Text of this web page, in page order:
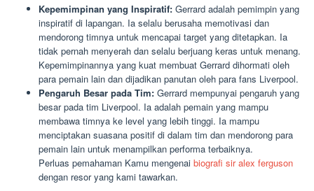
Kepemimpinan yang Inspiratif: Gerrard adalah pemimpin yang
inspiratif di lapangan. Ia selalu berusaha memotivasi dan
mendorong timnya untuk mencapai target yang ditetapkan. Ia
tidak pernah menyerah dan selalu berjuang keras untuk menang.
Kepemimpinannya yang kuat membuat Gerrard dihormati oleh
para pemain lain dan dijadikan panutan oleh para fans Liverpool.
Pengaruh Besar pada Tim: Gerrard mempunyai pengaruh yang
besar pada tim Liverpool. Ia adalah pemain yang mampu
membawa timnya ke level yang lebih tinggi. Ia mampu
menciptakan suasana positif di dalam tim dan mendorong para
pemain lain untuk menampilkan performa terbaiknya.
Perluas pemahaman Kamu mengenai biografi sir alex ferguson
dengan resor yang kami tawarkan.